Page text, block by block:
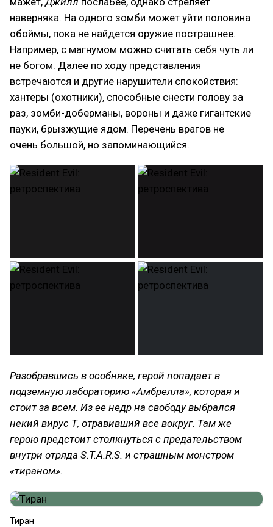
наверняка. На одного зомби может уйти половина
обоймы, пока не найдется оружие пострашнее.
Например, с магнумом можно считать себя чуть ли
не богом. Далее по ходу представления
встречаются и другие нарушители спокойствия:
хантеры (охотники), способные снести голову за
раз, зомби-доберманы, вороны и даже гигантские
пауки, брызжущие ядом. Перечень врагов не
очень большой, но запоминающийся.
Разобравшись в особняке, герой попадает в
подземную лабораторию «Амбрелла», которая и
стоит за всем. Из ее недр на свободу выбрался
некий вирус Т, отравивший все вокруг. Там же
герою предстоит столкнуться с предательством
внутри отряда S.T.A.R.S. и страшным монстром
«тираном».
Тиран